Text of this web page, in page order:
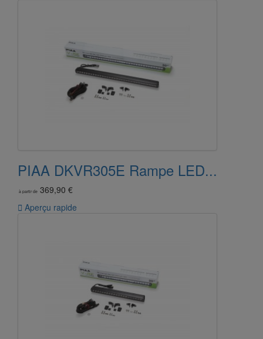
PIAA DKVR305E Rampe LED...
à partir de 369,90 €
 Aperçu rapide